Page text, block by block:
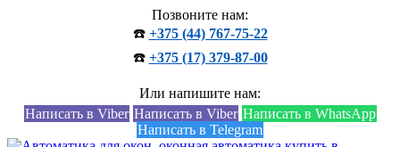
Позвоните нам:
☎️ +375 (44) 767-75-22
☎️ +375 (17) 379-87-00
Или напишите нам:
Написать в Viber Написать в Viber Написать в WhatsApp
Написать в Telegram